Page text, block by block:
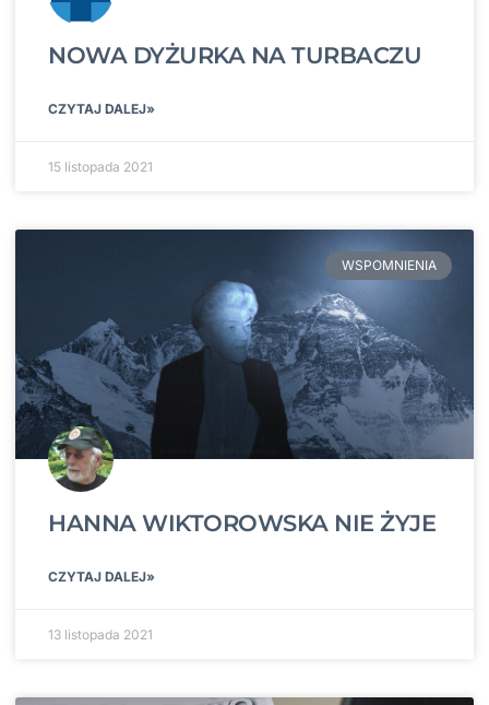
NOWA DYŻURKA NA TURBACZU
CZYTAJ DALEJ»
15 listopada 2021
WSPOMNIENIA
HANNA WIKTOROWSKA NIE ŻYJE
CZYTAJ DALEJ»
13 listopada 2021